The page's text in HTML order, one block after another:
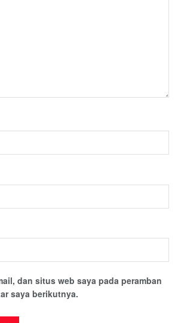
dan situs web saya pada peramban
saya berikutnya.